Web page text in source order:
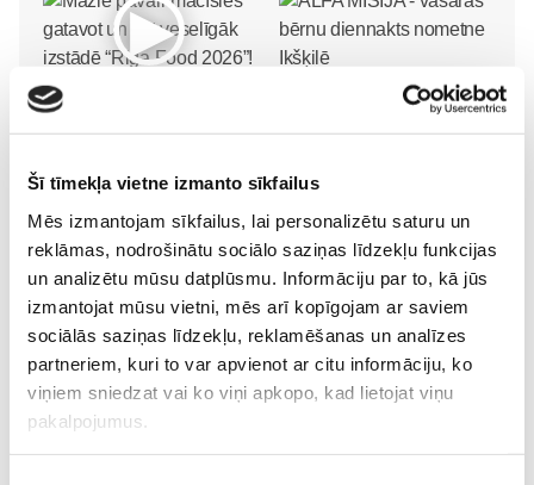
Šī tīmekļa vietne izmanto sīkfailus
Mēs izmantojam sīkfailus, lai personalizētu saturu un
reklāmas, nodrošinātu sociālo saziņas līdzekļu funkcijas
un analizētu mūsu datplūsmu. Informāciju par to, kā jūs
izmantojat mūsu vietni, mēs arī kopīgojam ar saviem
sociālās saziņas līdzekļu, reklamēšanas un analīzes
partneriem, kuri to var apvienot ar citu informāciju, ko
viņiem sniedzat vai ko viņi apkopo, kad lietojat viņu
pakalpojumus.
Mazie pavāri mācīsies
Pirmsskola
ALFA MISIJA - vasaras
bērnu diennakts nometne
30. May 12:43
„LEĢENDĀRIE” - episks
piedzīvojums visai
ģimenei kinoteātros no